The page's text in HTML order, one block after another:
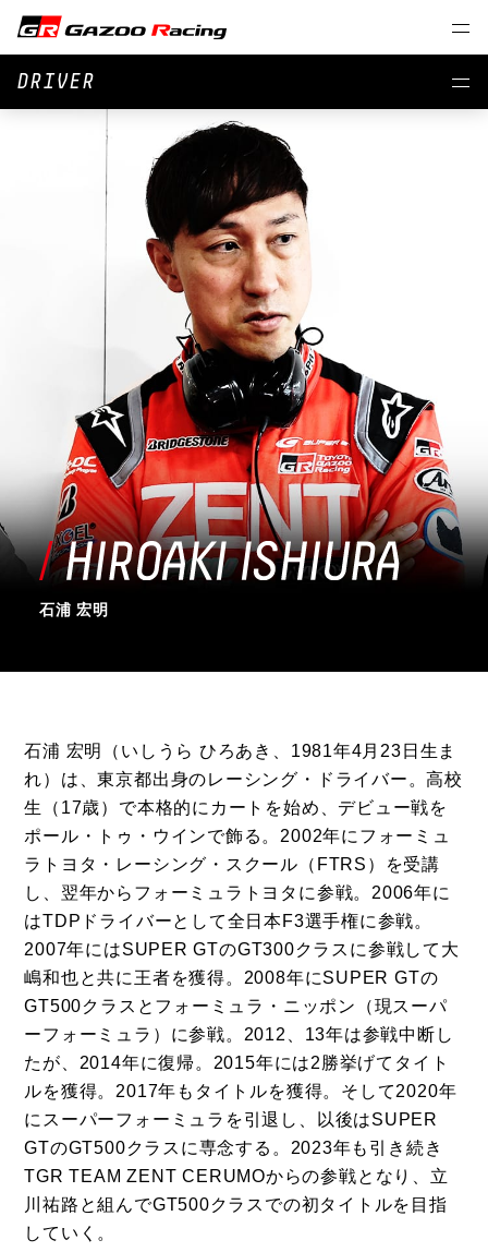
DRIVER
石浦 宏明
石浦 宏明（いしうら ひろあき、1981年4月23日生ま
れ）は、東京都出身のレーシング・ドライバー。高校
生（17歳）で本格的にカートを始め、デビュー戦を
ポール・トゥ・ウインで飾る。2002年にフォーミュ
ラトヨタ・レーシング・スクール（FTRS）を受講
し、翌年からフォーミュラトヨタに参戦。2006年に
はTDPドライバーとして全日本F3選手権に参戦。
2007年にはSUPER GTのGT300クラスに参戦して大
嶋和也と共に王者を獲得。2008年にSUPER GTの
GT500クラスとフォーミュラ・ニッポン（現スーパ
ーフォーミュラ）に参戦。2012、13年は参戦中断し
たが、2014年に復帰。2015年には2勝挙げてタイト
ルを獲得。2017年もタイトルを獲得。そして2020年
にスーパーフォーミュラを引退し、以後はSUPER
GTのGT500クラスに専念する。2023年も引き続き
TGR TEAM ZENT CERUMOからの参戦となり、立
川祐路と組んでGT500クラスでの初タイトルを目指
していく。